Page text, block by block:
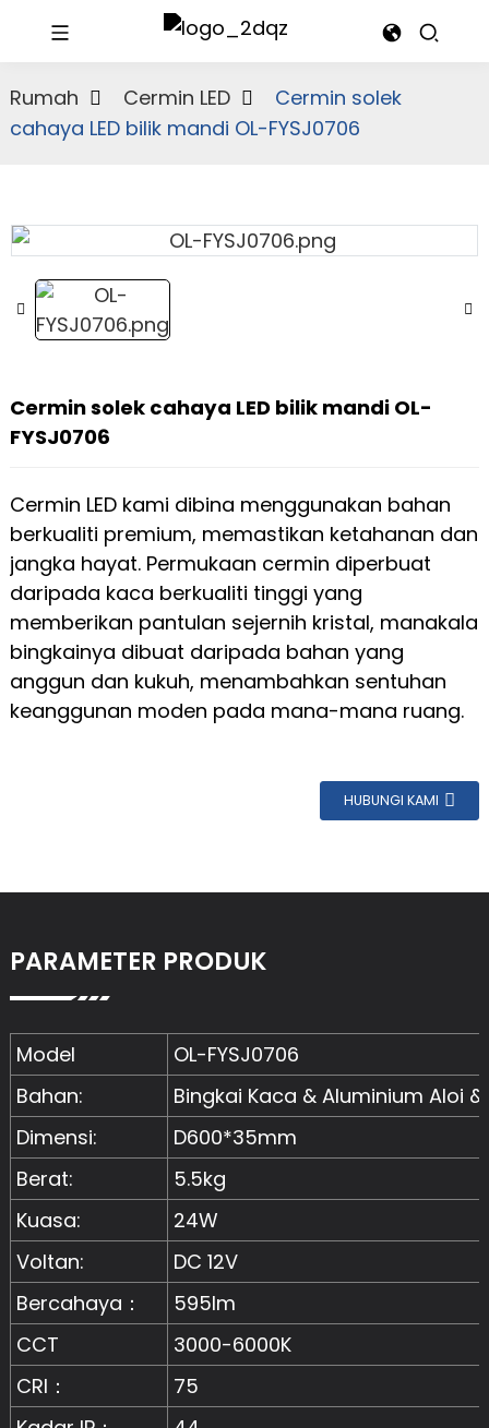
Rumah Cermin LED
Cermin solek
cahaya LED bilik mandi OL-FYSJ0706
Cermin solek cahaya LED bilik mandi OL-
FYSJ0706
Cermin LED kami dibina menggunakan bahan
berkualiti premium, memastikan ketahanan dan
jangka hayat. Permukaan cermin diperbuat
daripada kaca berkualiti tinggi yang
memberikan pantulan sejernih kristal, manakala
bingkainya dibuat daripada bahan yang
anggun dan kukuh, menambahkan sentuhan
keanggunan moden pada mana-mana ruang.
HUBUNGI KAMI
PARAMETER PRODUK
Model
OL-FYSJ0706
Bahan:
Bingkai Kaca & Aluminium Aloi
Dimensi:
D600*35mm
Berat:
5.5kg
Kuasa:
24W
Voltan:
DC 12V
Bercahaya：
595lm
CCT
3000-6000K
CRI：
75